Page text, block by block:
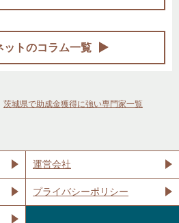
ットのコラム一覧
茨城県で助成金獲得に強い専門家一覧
運営会社
プライバシーポリシー